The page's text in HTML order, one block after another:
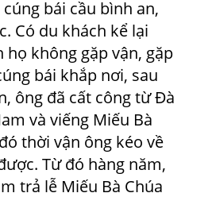
bái cầu bình an,
Có du khách kể lại
họ không gặp vận, gặp
bái khắp nơi, sau
ông đã cất công từ Đà
và viếng Miếu Bà
thời vận ông kéo về
Từ đó hàng năm,
trả lễ Miếu Bà Chúa